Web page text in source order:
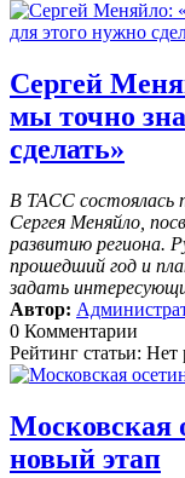
Сергей
мы точно
сделать»
В ТАСС состоялась
Сергея Меняйло,
развитию региона.
прошедший год и
задать
Автор:
0 Комментарии
Рейтинг статьи: Нет
Московская
новый этап